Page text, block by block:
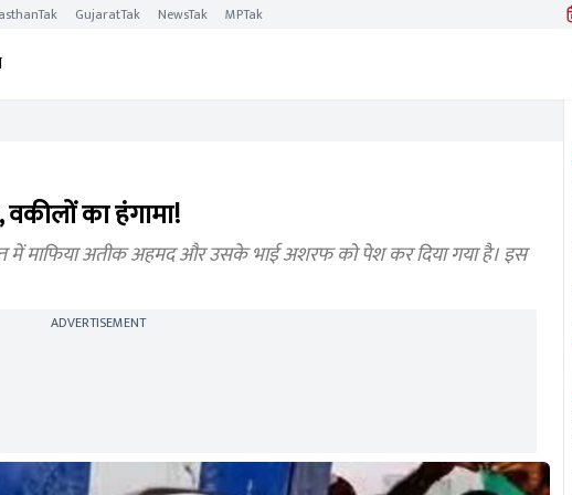
GujaratTak NewsTak MPTak
का हंगामा!
में माफिया अतीक अहमद और उसके भाई अशरफ को पेश कर दिया गया है। इस
ADVERTISEMENT